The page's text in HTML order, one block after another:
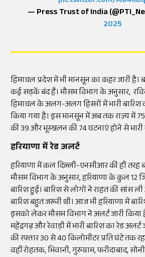
— Press Trust of India
2025
हिमाचल प्रदेश में भी मानसून का कहर जारी है।
कई सड़कें बंद हैं। मौसम विभाग के अनुसार,
हिमाचल के अलग-अलग हिस्सों में भारी बारिश
किया गया है। इस मानसून में अब तक राज्य में
की 39 और भूस्खलन की 74 घटनाएं होने से
हरियाणा में रेड अलर्ट
हरियाणा में कल दिल्ली-एनसीआर की ही तरह
मौसम विभाग के अनुसार, हरियाणा के कुल 12
बारिश हुई। बारिश से लोगों ने राहत की सांस
बारिश बहुत जरूरी थी। आज भी हरियाणा में
इसको लेकर मौसम विभाग ने अलर्ट जारी किया
महेंद्रगढ़ और रेवाड़ी में भारी बारिश का रेड
की रफ्तार 30 से 40 किलोमीटर प्रति घंटे तक
वहीं रोहतक, भिवानी, गुरुग्राम, फरीदाबाद,